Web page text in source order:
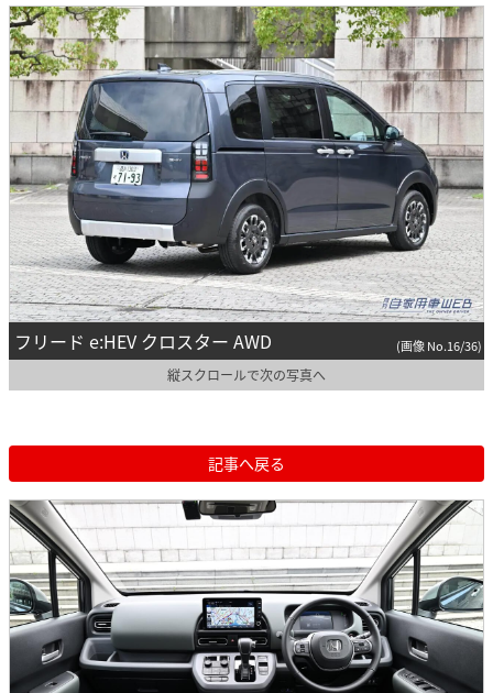
フリード e:HEV クロスター AWD (画像 No.16/36)
縦スクロールで次の写真へ
記事へ戻る